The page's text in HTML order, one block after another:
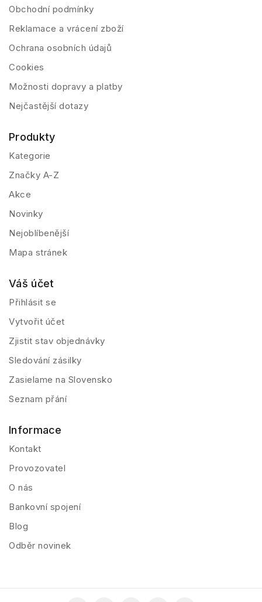
Obchodní podmínky
Reklamace a vrácení zboží
Ochrana osobních údajů
Cookies
Možnosti dopravy a platby
Nejčastější dotazy
Produkty
Kategorie
Značky A-Z
Akce
Novinky
Nejoblíbenější
Mapa stránek
Váš účet
Přihlásit se
Vytvořit účet
Zjistit stav objednávky
Sledování zásilky
Zasielame na Slovensko
Seznam přání
Informace
Kontakt
Provozovatel
O nás
Bankovní spojení
Blog
Odběr novinek